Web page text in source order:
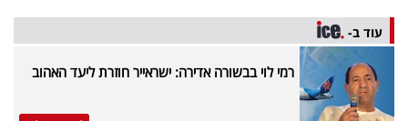
אחרינו:
עוד ב-
רמי לוי בבשורה אדירה: ישראייר חוזרת ליעד האהוב